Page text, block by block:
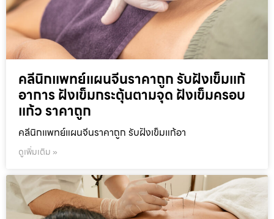
คลีนิกแพทย์แผนจีนราคาถูก รับฝังเข็มแก้
อาการ ฝังเข็มกระตุ้นตามจุด ฝังเข็มครอบ
แก้ว ราคาถูก
คลีนิกแพทย์แผนจีนราคาถูก รับฝังเข็มแก้อา
ดูเพิ่มเติม »